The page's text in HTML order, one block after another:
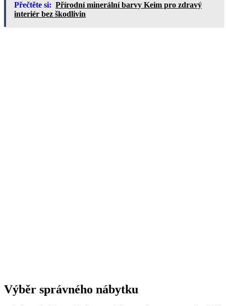
Přečtěte si: Přírodní minerální barvy Keim pro zdravý
interiér bez škodlivin
Výběr správného nábytku